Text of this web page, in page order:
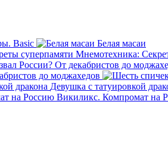
Basic
Белая масаи
Мнемотехника:
до моджахедов
Девушка с татуировкой
Викиликс. Компромат на